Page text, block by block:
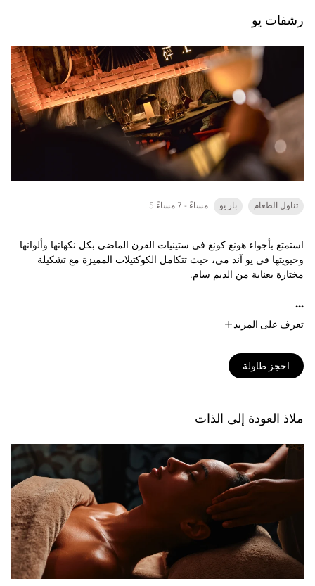
رشفات يو
تناول الطعام بار يو 5 مساءً - 7 مساءً
استمتع بأجواء هونغ كونغ في ستينيات القرن الماضي بكل نكهاتها وألوانها
وحيويتها في يو آند مي، حيث تتكامل الكوكتيلات المميزة مع تشكيلة
مختارة بعناية من الديم سام.
...
تعرف على المزيد
احجز طاولة
ملاذ العودة إلى الذات